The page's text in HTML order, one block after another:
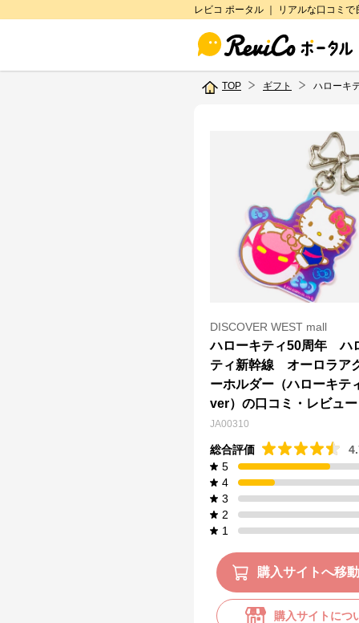
レビコ ポータル ｜ リアルな口コミ
TOP ギフト ハローキ
DISCOVER WEST mall
ハローキティ50周年 ハ
ティ新幹線 オーロラア
ーホルダー（ハローキテ
ver）の口コミ・レビュー
JA00310
総合評価
5
4
3
2
1
購入サイトへ移動
購入サイトにつ